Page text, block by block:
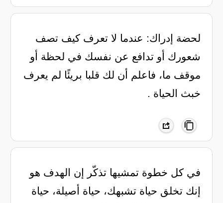
لحضة إدراك: عندما لا تعرف كيف تصف
شعورك أو تدافع عن نفسك في لحظة أو
موقف ما، فاعلم أن لك قلبا بريئًا لم يعرف
خبث الحياة .
‏في كل خطوة تمشيها تذكّر إن الهدف هو
إنك تخلق حياة تشبهك، حياة أصيلة، حياة